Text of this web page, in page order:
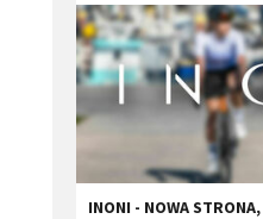
​INONI - NOWA